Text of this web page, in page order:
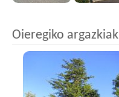
Oieregiko argazkiak